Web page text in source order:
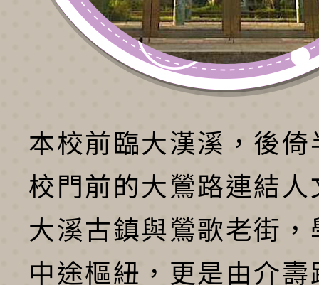
本校前臨大漢溪，後倚
校門前的大鶯路連結人
大溪古鎮與鶯歌老街，
中途樞紐，更是由介壽